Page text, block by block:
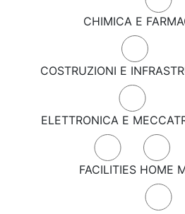
CHIMICA E
COSTRUZIONI E
ELETTRONICA E
FACILITIES HOME